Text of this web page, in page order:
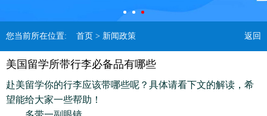
您当前所在位置: 首页 > 新闻政策 返回
美国留学所带行李必备品有哪些
赴美留学你的行李应该带哪些呢？具体请看下文的解读，希
望能给大家一些帮助！